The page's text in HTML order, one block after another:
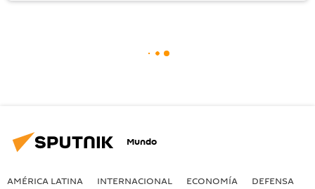
Mundo
AMÉRICA LATINA INTERNACIONAL ECONOMÍA DEFENSA